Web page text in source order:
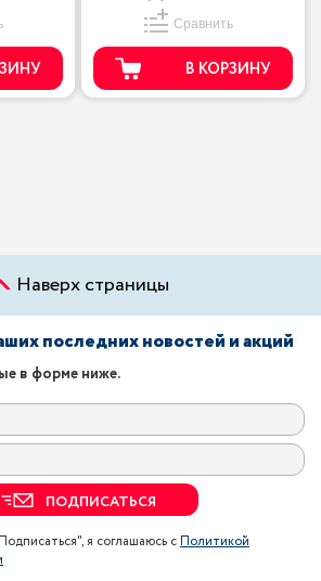
Сравнить
В КОРЗИНУ
Наверх страницы
последних новостей и акций
в форме ниже.
ПОДПИСАТЬСЯ
я соглашаюсь сПолитикой